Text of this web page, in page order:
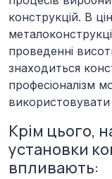
конструкцій. В
проведенні
знаходиться
професіоналізм
використовувати
Крім цього,
установки
впливають: